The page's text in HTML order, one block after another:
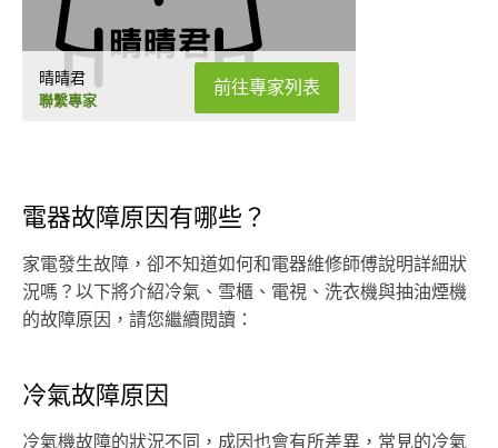
晴晴君
聯繫專家
前往專家列表
電器故障原因有哪些？
家電發生故障，卻不知道如何和電器維修師傅說明詳細狀
況嗎？以下將介紹冷氣、雪櫃、電視、洗衣機與抽油煙機
的故障原因，請您繼續閱讀：
冷氣故障原因
冷氣機故障的狀況不同，成因也會有所差異，常見的冷氣